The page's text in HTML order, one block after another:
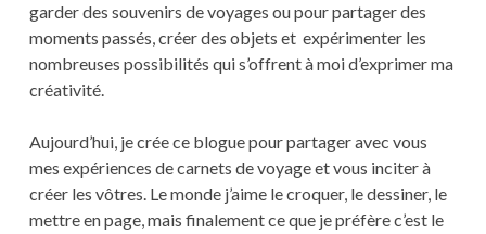
garder des souvenirs de voyages ou pour partager des
moments passés, créer des objets et expérimenter les
nombreuses possibilités qui s’offrent à moi d’exprimer ma
créativité.
Aujourd’hui, je crée ce blogue pour partager avec vous
mes expériences de carnets de voyage et vous inciter à
créer les vôtres. Le monde j’aime le croquer, le dessiner, le
mettre en page, mais finalement ce que je préfère c’est le